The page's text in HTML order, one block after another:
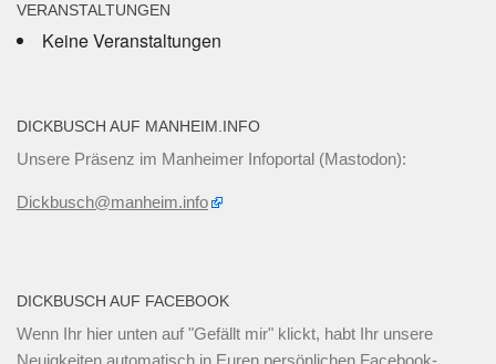
VERANSTALTUNGEN
Keine Veranstaltungen
DICKBUSCH AUF MANHEIM.INFO
Unsere Präsenz im Manheimer Infoportal (Mastodon):
Dickbusch@manheim.info
DICKBUSCH AUF FACEBOOK
Wenn Ihr hier unten auf "Gefällt mir" klickt, habt Ihr unsere